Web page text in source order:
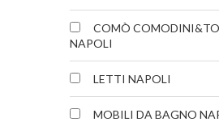
COMÒ
NAPOLI
LETTI NAPOLI
MOBILI DA BAGNO